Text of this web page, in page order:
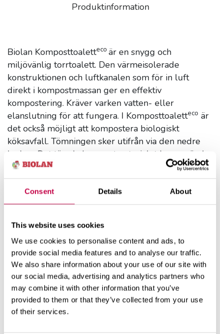
Consent Details About
This website uses cookies
We use cookies to personalise content and ads, to
provide social media features and to analyse our traffic.
We also share information about your use of our site with
our social media, advertising and analytics partners who
may combine it with other information that you’ve
provided to them or that they’ve collected from your use
of their services.
Produktinformation
Biolan Komposttoaletteco är en snygg och
miljövänlig torrtoalett. Den värmeisolerade
konstruktionen och luftkanalen som för in luft
direkt i kompostmassan ger en effektiv
kompostering. Kräver varken vatten- eller
elanslutning för att fungera. I Komposttoaletteco är
det också möjligt att kompostera biologiskt
köksavfall. Tömningen sker utifrån via den nedre
luckan. Det tömda kompostmaterialet kan användas
i trädgården efter efterkompostering som
20 års garanti (kräver registrering)